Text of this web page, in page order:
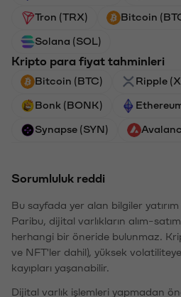
Tron (TRX) Bitcoin
Solana (SOL)
Kripto para fiyat tahminleri
Bitcoin (BTC) Ripple
Bonk (BONK)
Synapse (SYN)
Sorumluluk reddi
Bu sayfada yer alan bilgiler
Paribu, dijital varlıkların alım-
herhangi bir öneride bulunmaz.
ve NFT'ler dahil), yüksek
kayıpları yaşanabilir.
Dijital varlık işlemleri yapmadan